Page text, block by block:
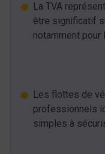
La TVA
être significatif
notamment
Les flottes de
professionnels
simples à